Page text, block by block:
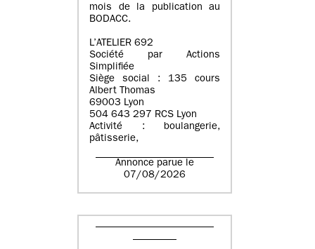
mois de la publication au
BODACC.
L’ATELIER 692
Société par Actions
Simplifiée
Siège social : 135 cours
Albert Thomas
69003 Lyon
504 643 297 RCS Lyon
Activité : boulangerie,
pâtisserie,
Annonce parue le
07/08/2026